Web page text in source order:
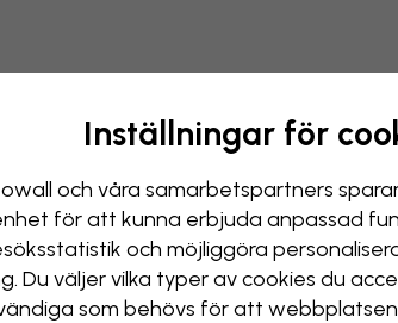
Inställningar för
och våra samarbets­partners
för att kunna erbjuda anpassad
och möjliggöra
Du väljer vilka typer av cookies du
som behövs för att